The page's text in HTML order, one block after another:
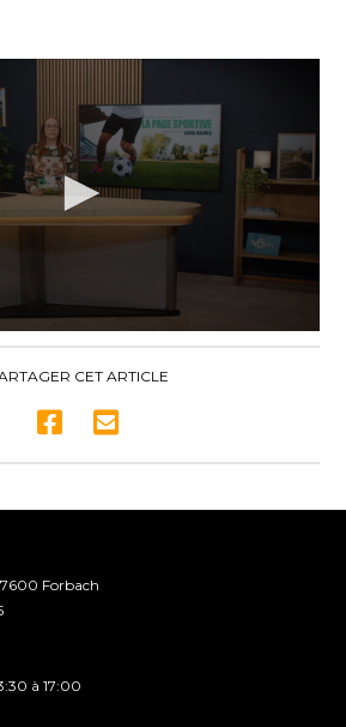
CET ARTICLE
Forbach
à 17:00